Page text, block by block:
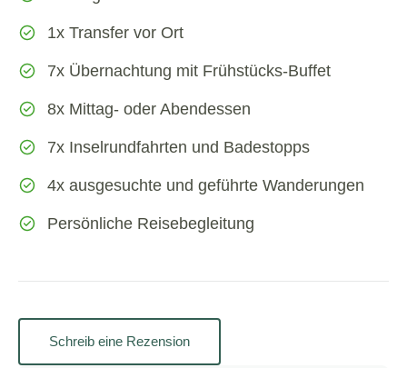
1x Transfer vor Ort
7x Übernachtung mit Frühstücks-Buffet
8x Mittag- oder Abendessen
7x Inselrundfahrten und Badestopps
4x ausgesuchte und geführte Wanderungen
Persönliche Reisebegleitung
Schreib eine Rezension